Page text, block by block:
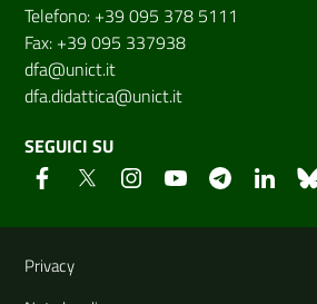
Telefono: +39 095 378 5111
Fax: +39 095 337938
dfa@unict.it
dfa.didattica@unict.it
SEGUICI SU
Link e informazioni utili
Privacy